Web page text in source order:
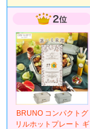
BRUNO コンパクトグ
リルホットプレート ギ